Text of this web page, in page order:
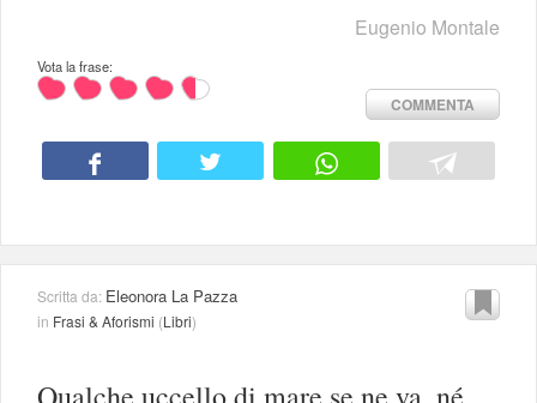
Eugenio Montale
Vota la frase:
COMMENTA
Scritta da: Eleonora La Pazza
in Frasi & Aforismi (Libri)